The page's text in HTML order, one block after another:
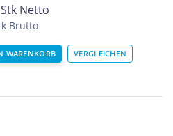
Netto
Brutto